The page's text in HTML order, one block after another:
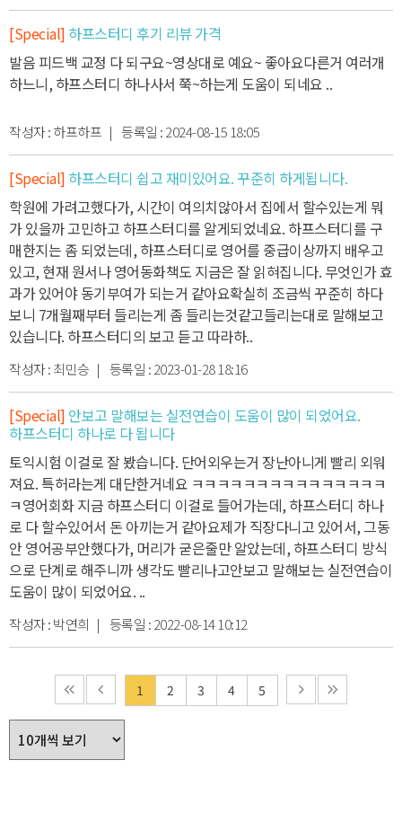
[Special] 하프스터디 후기 리뷰 가격
발음 피드백 교정 다 되구요~영상대로 예요~ 좋아요다른거 여러개
하느니, 하프스터디 하나사서 쭉~하는게 도움이 되네요 ..
작성자 :하프하프 | 등록일 :2024-08-15 18:05
[Special] 하프스터디 쉽고 재미있어요. 꾸준히 하게됩니다.
학원에 가려고했다가, 시간이 여의치않아서 집에서 할수있는게 뭐
가 있을까 고민하고 하프스터디를 알게되었네요. 하프스터디를 구
매한지는 좀 되었는데, 하프스터디로 영어를 중급이상까지 배우고
있고, 현재 원서나 영어동화책도 지금은 잘 읽혀집니다. 무엇인가 효
과가 있어야 동기부여가 되는거 같아요확실히 조금씩 꾸준히 하다
보니 7개월째부터 들리는게 좀 들리는것같고들리는대로 말해보고
있습니다. 하프스터디의 보고 듣고 따라하..
작성자 :최민승 | 등록일 :2023-01-28 18:16
[Special] 안보고 말해보는 실전연습이 도움이 많이 되었어요.
하프스터디 하나로 다 됩니다
토익시험 이걸로 잘 봤습니다. 단어외우는거 장난아니게 빨리 외워
져요. 특허라는게 대단한거네요 ㅋㅋㅋㅋㅋㅋㅋㅋㅋㅋㅋㅋㅋㅋㅋ
ㅋ영어회화 지금 하프스터디 이걸로 들어가는데, 하프스터디 하나
로 다 할수있어서 돈 아끼는거 같아요제가 직장다니고 있어서, 그동
안 영어공부안했다가, 머리가 굳은줄만 알았는데, 하프스터디 방식
으로 단계로 해주니까 생각도 빨리나고안보고 말해보는 실전연습이
도움이 많이 되었어요. ..
작성자 :박연희 | 등록일 :2022-08-14 10:12
1 2 3 4 5